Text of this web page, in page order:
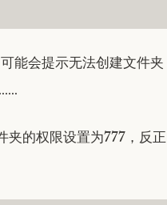
能会提示无法创建文件夹
的权限设置为777，反正